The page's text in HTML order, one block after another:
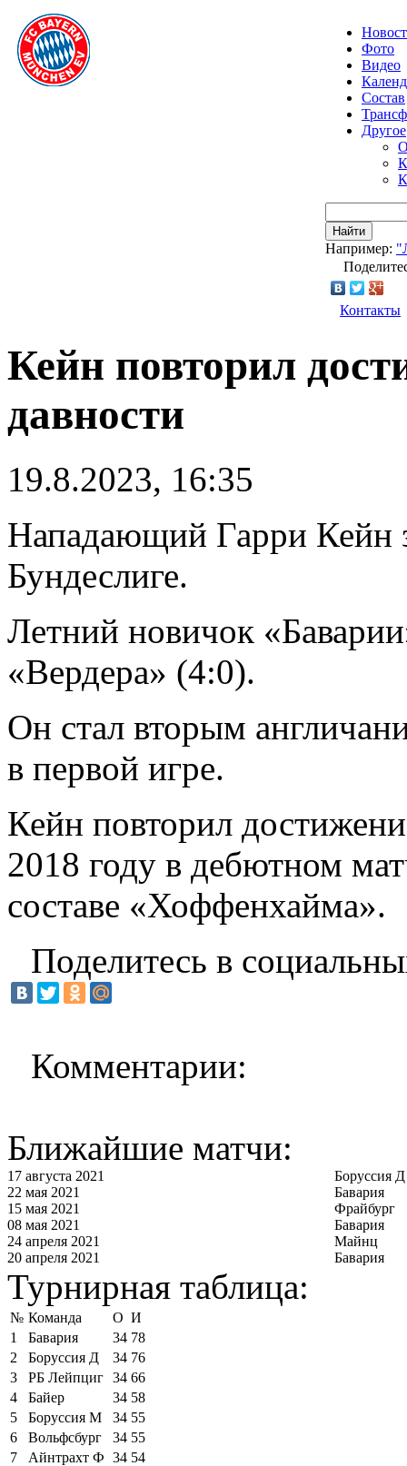
Фото
Видео
Состав
Другое
Найти
Например:
Контакты
Кейн повторил
давности
19.8.2023, 16:35
Нападающий Гарри Кейн
Бундеслиге.
Летний новичок
«Вердера» (4:0).
Он стал вторым
в первой игре.
Кейн повторил
2018 году в дебютном
составе «Хоффенхайма».
Поделитесь в
Комментарии:
Ближайшие матчи:
17 августа 2021
Боруссия Д
22 мая 2021
Бавария
15 мая 2021
Фрайбург
08 мая 2021
Бавария
24 апреля 2021
Майнц
20 апреля 2021
Бавария
Турнирная таблица:
№ Команда О И
1
Бавария 34 78
2
Боруссия Д 34 76
3
РБ Лейпциг 34 66
4
Байер 34 58
5
Боруссия М 34 55
6
Вольфсбург 34 55
7
Айнтрахт Ф 34 54